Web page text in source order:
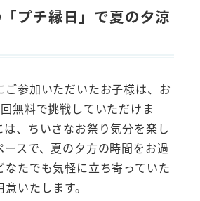
プチ縁日」で夏の夕涼
ご参加いただいたお子様は、お
無料で挑戦していただけま
は、ちいさなお祭り気分を楽し
ースで、夏の夕方の時間をお過
なたでも気軽に立ち寄っていた
いたします。